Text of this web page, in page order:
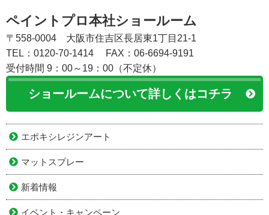
ペイントプロ本社ショールーム
〒558-0004 大阪市住吉区長居東1丁目21-1
TEL：0120-70-1414
FAX：06-6694-9191
受付時間 9：00～19：00（不定休）
ショールームについて詳しくはコチラ
エポキシレジンアート
マットスプレー
新着情報
イベント・キャンペーン